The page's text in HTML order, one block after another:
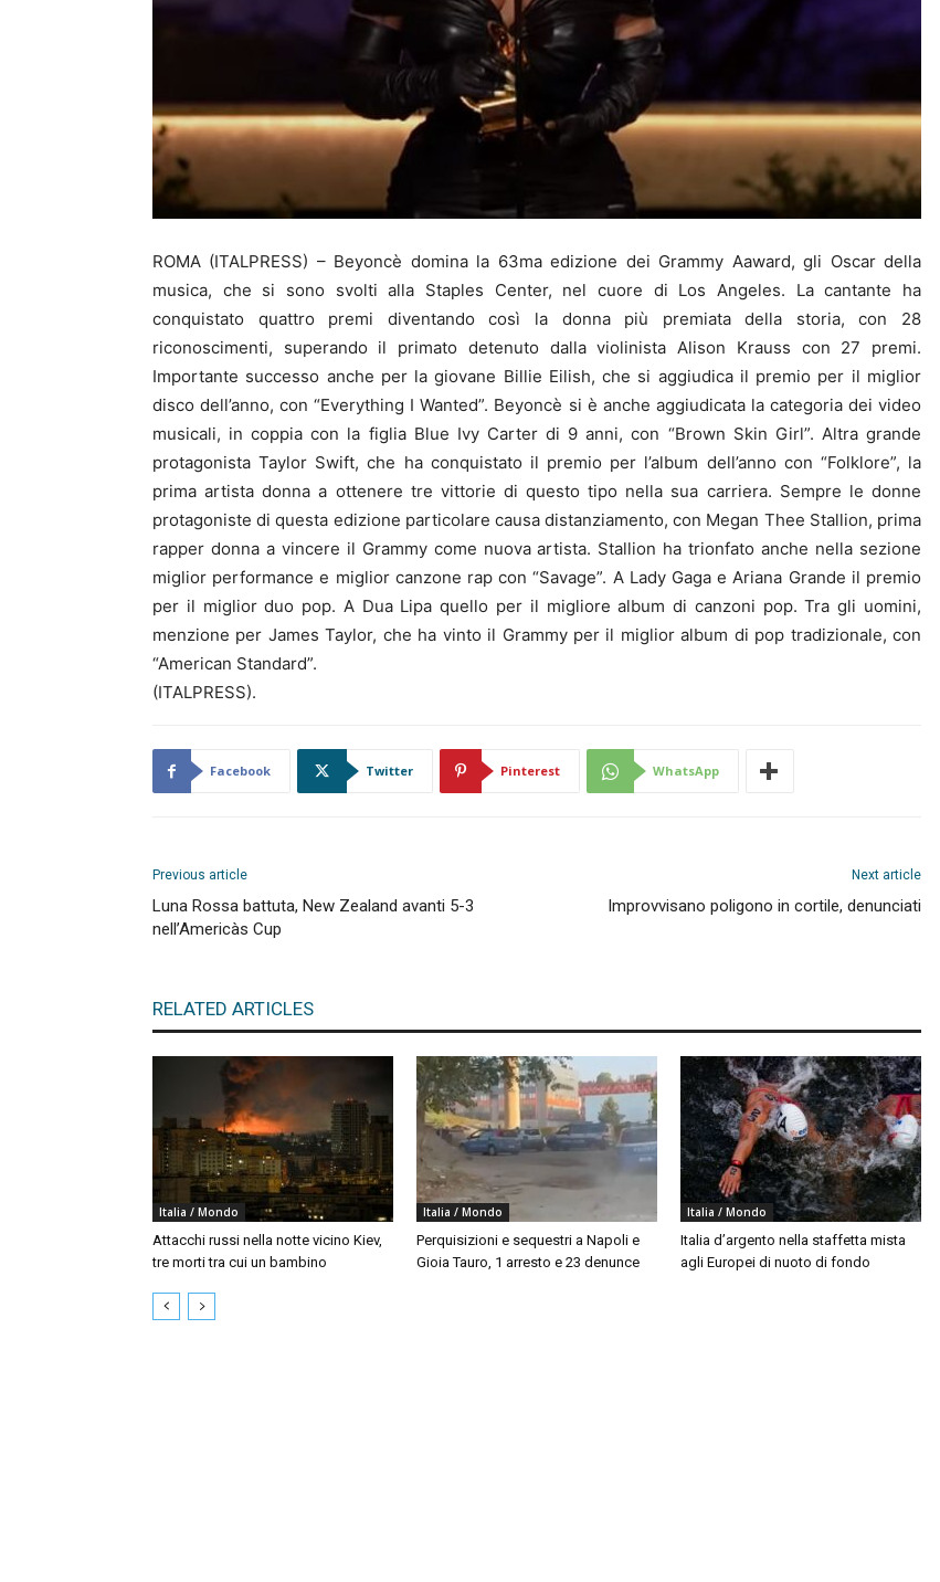
ROMA (ITALPRESS) – Beyoncè domina la 63ma edizione dei Grammy Aaward, gli Oscar della
musica, che si sono svolti alla Staples Center, nel cuore di Los Angeles. La cantante ha
conquistato quattro premi diventando così la donna più premiata della storia, con 28
riconoscimenti, superando il primato detenuto dalla violinista Alison Krauss con 27 premi.
Importante successo anche per la giovane Billie Eilish, che si aggiudica il premio per il miglior
disco dell’anno, con “Everything I Wanted”. Beyoncè si è anche aggiudicata la categoria dei video
musicali, in coppia con la figlia Blue Ivy Carter di 9 anni, con “Brown Skin Girl”. Altra grande
protagonista Taylor Swift, che ha conquistato il premio per l’album dell’anno con “Folklore”, la
prima artista donna a ottenere tre vittorie di questo tipo nella sua carriera. Sempre le donne
protagoniste di questa edizione particolare causa distanziamento, con Megan Thee Stallion, prima
rapper donna a vincere il Grammy come nuova artista. Stallion ha trionfato anche nella sezione
miglior performance e miglior canzone rap con “Savage”. A Lady Gaga e Ariana Grande il premio
per il miglior duo pop. A Dua Lipa quello per il migliore album di canzoni pop. Tra gli uomini,
menzione per James Taylor, che ha vinto il Grammy per il miglior album di pop tradizionale, con
“American Standard”.
(ITALPRESS).
Facebook Twitter Pinterest WhatsApp
Previous article
Luna Rossa battuta, New Zealand avanti 5-3
nell’Americàs Cup
Next article
Improvvisano poligono in cortile, denunciati
RELATED ARTICLES
Italia / Mondo
Attacchi russi nella notte vicino Kiev,
tre morti tra cui un bambino
Italia / Mondo
Perquisizioni e sequestri a Napoli e
Gioia Tauro, 1 arresto e 23 denunce
Italia / Mondo
Italia d’argento nella staffetta mista
agli Europei di nuoto di fondo